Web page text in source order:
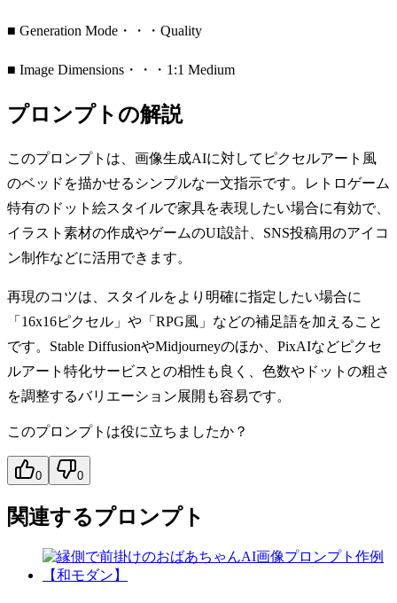
■ Generation Mode・・・Quality
■ Image Dimensions・・・1:1 Medium
プロンプトの解説
このプロンプトは、画像生成AIに対してピクセルアート風
のベッドを描かせるシンプルな一文指示です。レトロゲーム
特有のドット絵スタイルで家具を表現したい場合に有効で、
イラスト素材の作成やゲームのUI設計、SNS投稿用のアイコ
ン制作などに活用できます。
再現のコツは、スタイルをより明確に指定したい場合に
「16x16ピクセル」や「RPG風」などの補足語を加えること
です。Stable DiffusionやMidjourneyのほか、PixAIなどピクセ
ルアート特化サービスとの相性も良く、色数やドットの粗さ
を調整するバリエーション展開も容易です。
このプロンプトは役に立ちましたか？
0 0
関連するプロンプト